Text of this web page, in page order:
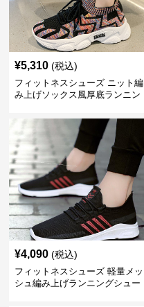
¥5,310 (税込)
フィットネスシューズ ニット編
み上げソックス風厚底ランニン
¥4,090 (税込)
フィットネスシューズ 軽量メッ
シュ編み上げランニングシュー